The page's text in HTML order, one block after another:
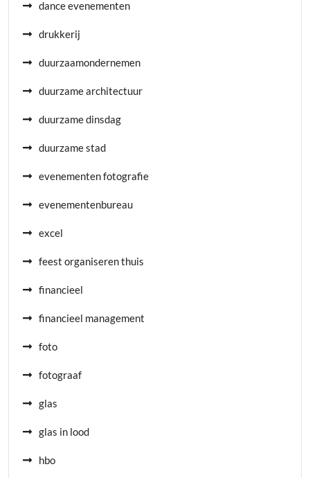
dance evenementen
drukkerij
duurzaamondernemen
duurzame architectuur
duurzame dinsdag
duurzame stad
evenementen fotografie
evenementenbureau
excel
feest organiseren thuis
financieel
financieel management
foto
fotograaf
glas
glas in lood
hbo